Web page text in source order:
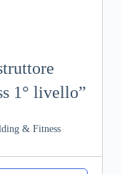
1° livello”
& Fitness